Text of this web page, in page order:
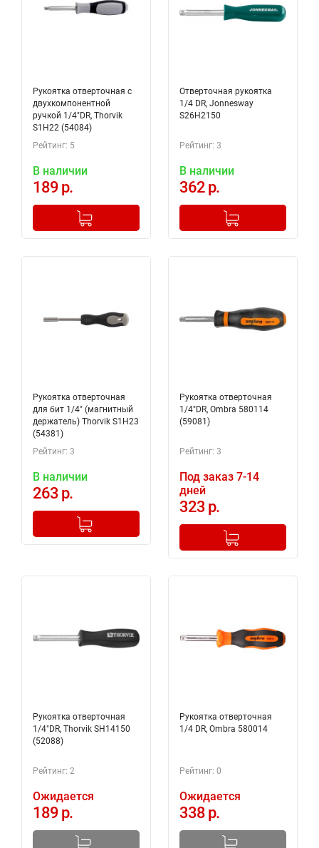
Рукоятка отверточная с
двухкомпонентной
ручкой 1/4"DR, Thorvik
S1H22 (54084)
Рейтинг: 5
В наличии
189 р.
+
Добавлено в корзину
Отверточная рукоятка
1/4 DR, Jonnesway
S26H2150
Рейтинг: 3
В наличии
362 р.
+
Добавлено в корзину
Рукоятка отверточная
для бит 1/4" (магнитный
держатель) Thorvik S1H23
(54381)
Рейтинг: 3
В наличии
263 р.
+
Добавлено в корзину
Рукоятка отверточная
1/4"DR, Ombra 580114
(59081)
Рейтинг: 3
Под заказ 7-14
дней
323 р.
+
Добавлено в корзину
Рукоятка отверточная
1/4"DR, Thorvik SH14150
(52088)
Рейтинг: 2
Ожидается
189 р.
Рукоятка отверточная
1/4 DR, Ombra 580014
Рейтинг: 0
Ожидается
338 р.